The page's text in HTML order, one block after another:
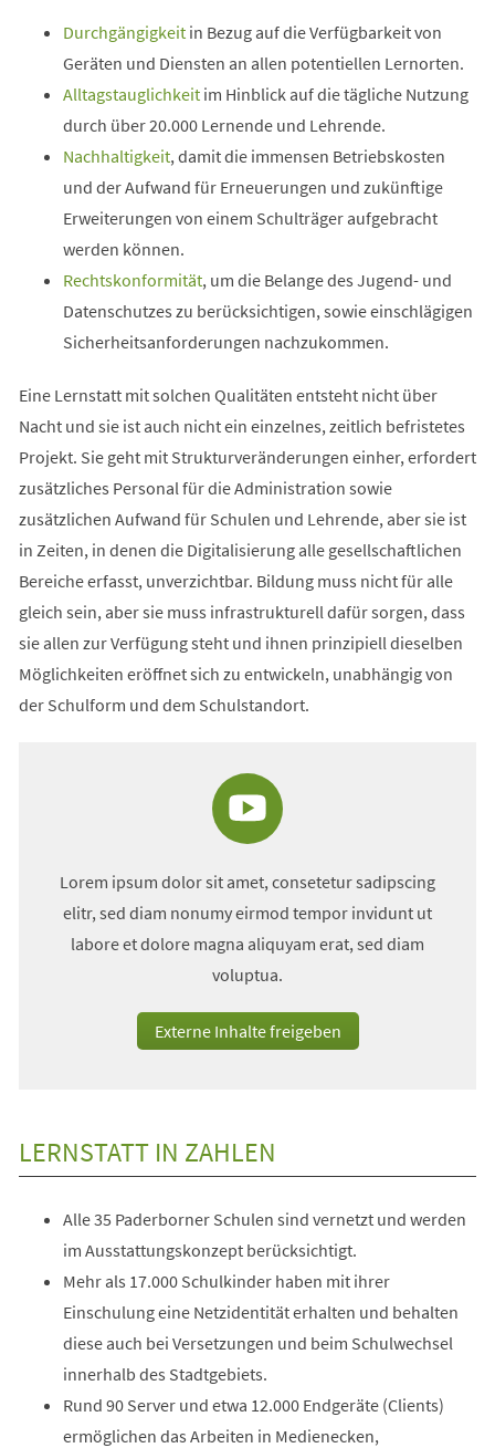
Durchgängigkeitin Bezug auf die Verfügbarkeit von
Geräten und Diensten an allen potentiellen Lernorten.
Alltagstauglichkeitim Hinblick auf die tägliche Nutzung
durch über 20.000 Lernende und Lehrende.
Nachhaltigkeit, damit die immensen Betriebskosten
und der Aufwand für Erneuerungen und zukünftige
Erweiterungen von einem Schulträger aufgebracht
werden können.
Rechtskonformität, um die Belange des Jugend- und
Datenschutzes zu berücksichtigen, sowie einschlägigen
Sicherheitsanforderungen nachzukommen.
Eine Lernstatt mit solchen Qualitäten entsteht nicht über
Nacht und sie ist auch nicht ein einzelnes, zeitlich befristetes
Projekt. Sie geht mit Strukturveränderungen einher, erfordert
zusätzliches Personal für die Administration sowie
zusätzlichen Aufwand für Schulen und Lehrende, aber sie ist
in Zeiten, in denen die Digitalisierung alle gesellschaftlichen
Bereiche erfasst, unverzichtbar. Bildung muss nicht für alle
gleich sein, aber sie muss infrastrukturell dafür sorgen, dass
sie allen zur Verfügung steht und ihnen prinzipiell dieselben
Möglichkeiten eröffnet sich zu entwickeln, unabhängig von
der Schulform und dem Schulstandort.
Lorem ipsum dolor sit amet, consetetur sadipscing
elitr, sed diam nonumy eirmod tempor invidunt ut
labore et dolore magna aliquyam erat, sed diam
voluptua.
Externe Inhalte freigeben
LERNSTATT IN ZAHLEN
Alle 35 Paderborner Schulen sind vernetzt und werden
im Ausstattungskonzept berücksichtigt.
Mehr als 17.000 Schulkinder haben mit ihrer
Einschulung eine Netzidentität erhalten und behalten
diese auch bei Versetzungen und beim Schulwechsel
innerhalb des Stadtgebiets.
Rund 90 Server und etwa 12.000 Endgeräte (Clients)
ermöglichen das Arbeiten in Medienecken,